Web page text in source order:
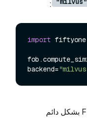
:
import
backend=
بدلاً من ذلك، يمكنك تهيئة FiftyOne بشكل دائم